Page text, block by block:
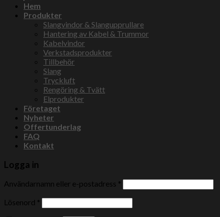
Hem
Produkter
Slangvindor & Slangupprullare
Hantering av Kabel & Trummor
Kabelvindor
Verkstadsprodukter
Tillbehör
Slang
Tryckluft
Rengöring & Tvätt
Elprodukter
Företaget
Nyheter
Offertunderlag
FAQ
Kontakt
Logga in
Användarnamn eller e-postadress *
Lösenord *